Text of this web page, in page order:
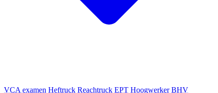
VCA examen Heftruck Reachtruck EPT Hoogwerker BHV